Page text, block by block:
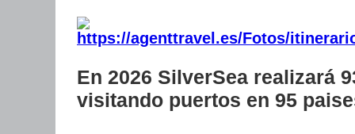
En 2026 SilverSea realizará
visitando puertos en 95